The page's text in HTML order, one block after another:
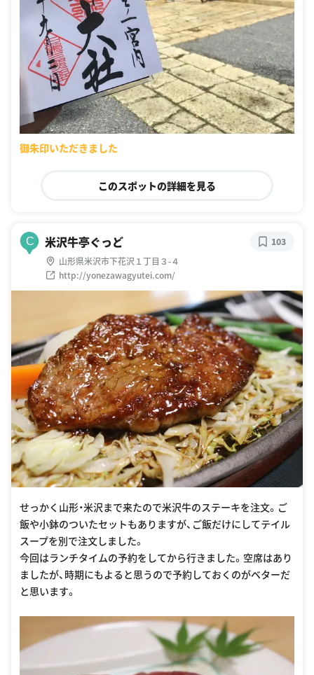
御朱印いただきました
このスポットの詳細を見る
C 米沢牛亭ぐっど
山形県米沢市下花沢１丁目３-４
http://yonezawagyutei.com/
103
せっかく山形・米沢まで来たので米沢牛のステーキを注文。ご
飯や小鉢のついたセットもありますが、ご飯だけにしてテイル
スープを別で注文しました。
今回はランチタイムの予約をしてから行きました。空席はあり
ましたが、時期にもよると思うので予約しておくのがベターだ
と思います。